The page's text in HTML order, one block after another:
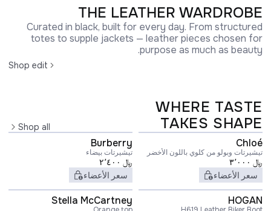
THE LEATHER WARDROBE
Curated in black, built for every day. From structured
totes to supple jackets — leather pieces chosen for
purpose as much as beauty.
Shop edit
WHERE TASTE
TAKES SHAPE
Shop all
Chloé
تيشيرتات وبولو من كلوي باللون الأخضر
﷼ ٣٬٠٠٠
سعر الأعضاء
Burberry
تيشيرتات بيضاء
﷼ ٢٬٤٠٠
سعر الأعضاء
HOGAN
Stella McCartney